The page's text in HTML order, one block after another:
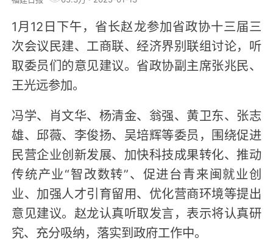
1月12日下午，省长赵龙参加省政协十三届三
次会议民建、工商联、经济界别联组讨论，听
取委员们的意见建议。省政协副主席张兆民、
王光远参加。
冯学、肖文华、杨清金、翁强、黄卫东、张志
雄、邱薇、李俊扬、吴培辉等委员，围绕促进
民营企业创新发展、加快科技成果转化、推动
传统产业“智改数转”、促进台青来闽就业创
业、加强人才引育留用、优化营商环境等提出
意见建议。赵龙认真听取发言，表示将认真研
究、充分吸纳，落实到政府工作中。